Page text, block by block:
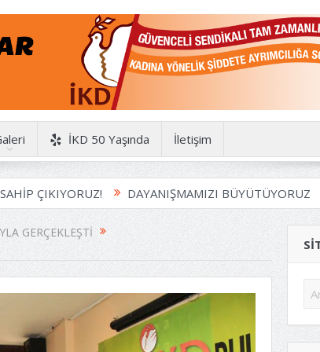
İKD 50 Yaşında İletişim
DAYANIŞMAMIZI BÜYÜTÜYORUZ
GERÇEKLEŞTI